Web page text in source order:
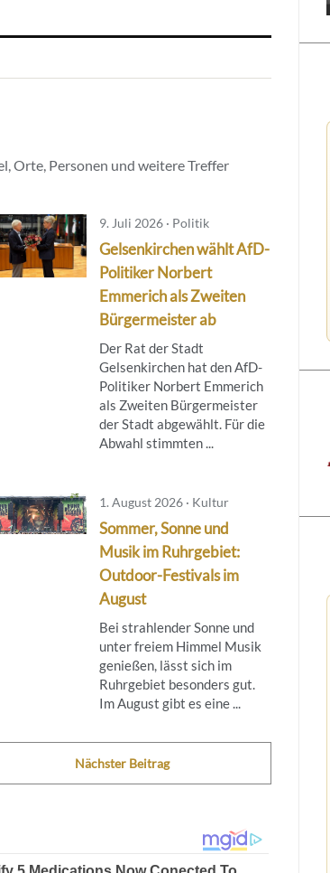
Orte, Personen und weitere Treffer
9. Juli 2026 · Politik
Gelsenkirchen wählt AfD-
Politiker Norbert
Emmerich als Zweiten
Bürgermeister ab
Der Rat der Stadt
Gelsenkirchen hat den AfD-
Politiker Norbert Emmerich
als Zweiten Bürgermeister
der Stadt abgewählt. Für die
Abwahl stimmten ...
1. August 2026 · Kultur
Sommer, Sonne und
Musik im Ruhrgebiet:
Outdoor-Festivals im
August
Bei strahlender Sonne und
unter freiem Himmel Musik
genießen, lässt sich im
Ruhrgebiet besonders gut.
Im August gibt es eine ...
Nächster Beitrag